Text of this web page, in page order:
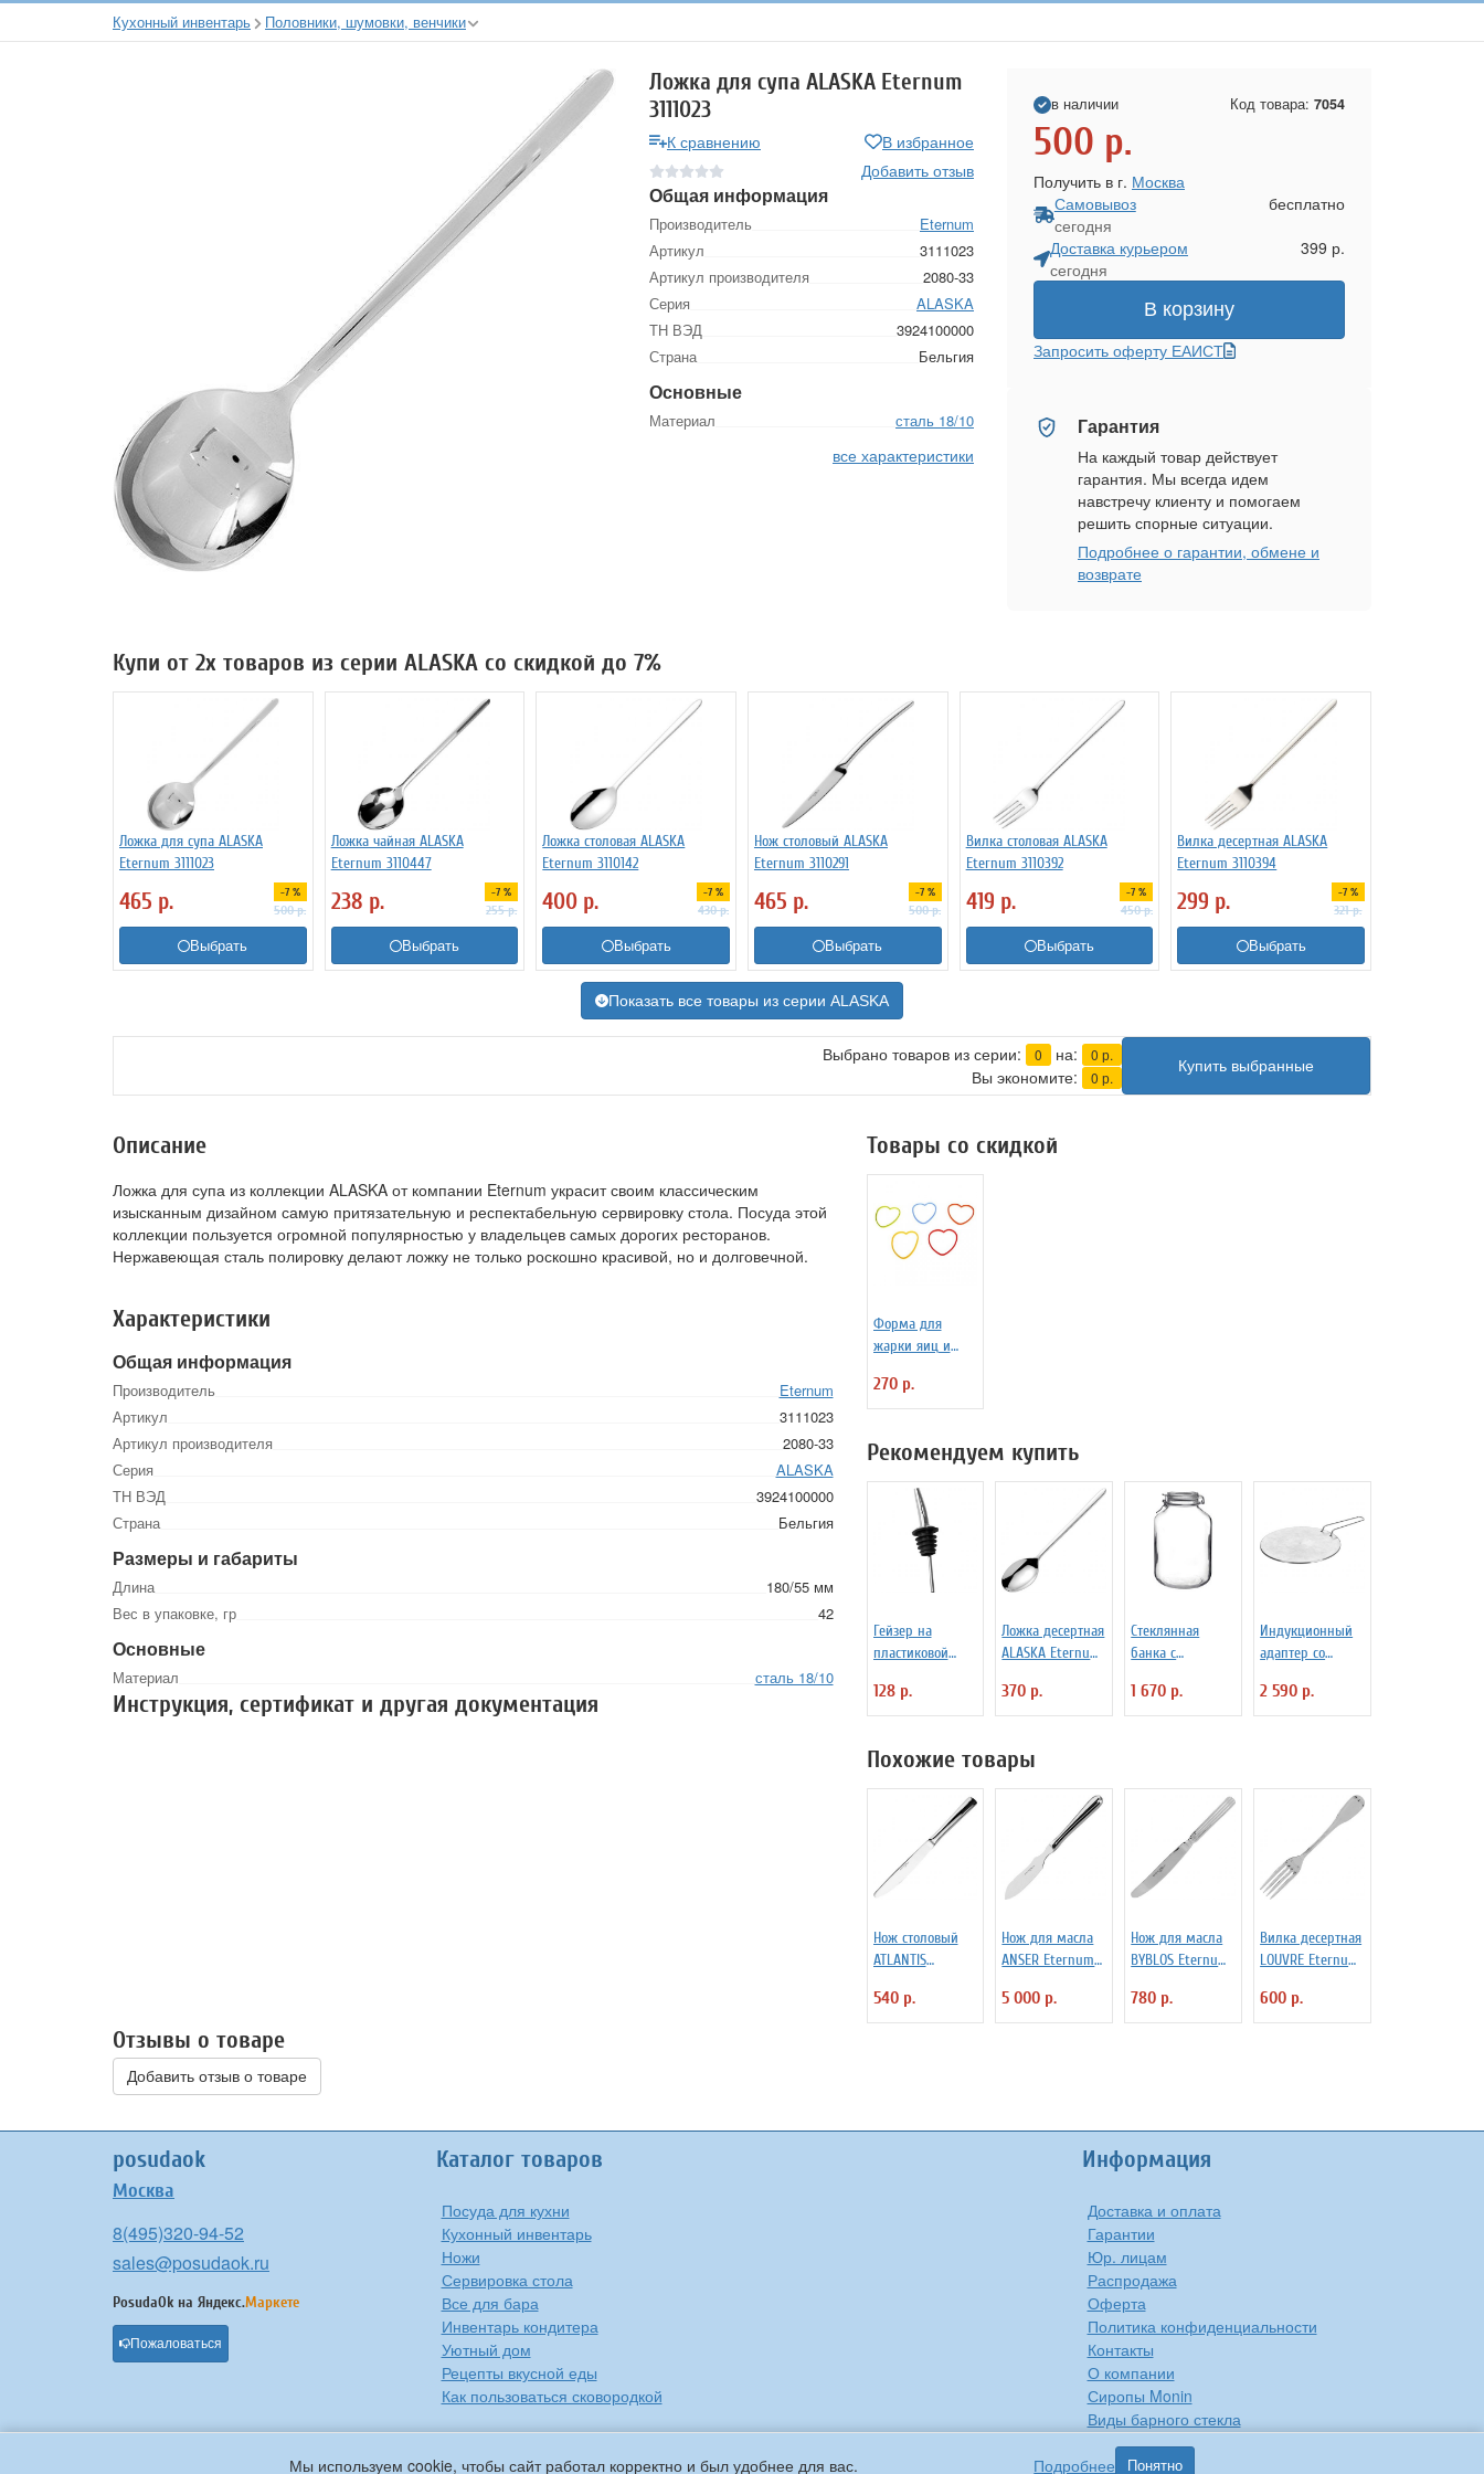
Мы используем cookie, чтобы сайт работал корректно и был удобнее для вас. Подробнее Понятно
Кухонный инвентарь Половники, шумовки, венчики
Ложка для супа ALASKA Eternum
3111023
К сравнению
В избранное
Добавить отзыв
Общая информация
Производитель
Eternum
Артикул
3111023
Артикул производителя
2080-33
Серия
ALASKA
ТН ВЭД
3924100000
Страна
Бельгия
Основные
Материал сталь 18/10
все характеристики
в наличии Код товара: 7054
500 р.
Получить в г. Москва
Самовывоз
сегодня
бесплатно
Доставка курьером
сегодня
399 р.
В корзину
Запросить оферту ЕАИСТ
Гарантия
На каждый товар действует
гарантия. Мы всегда идем
навстречу клиенту и помогаем
решить спорные ситуации.
Подробнее о гарантии, обмене и
возврате
Купи от 2х товаров из серии ALASKA со скидкой до 7%
Ложка для супа ALASKA
Eternum 3111023
465 р. -7 %
500р.
Выбрать
Ложка чайная ALASKA
Eternum 3110447
238 р. -7 %
255р.
Выбрать
Ложка столовая ALASKA
Eternum 3110142
400 р. -7 %
430р.
Выбрать
Нож столовый ALASKA
Eternum 3110291
465 р. -7 %
500р.
Выбрать
Вилка столовая ALASKA
Eternum 3110392
419 р. -7 %
450р.
Выбрать
Вилка десертная ALASKA
Eternum 3110394
299 р. -7 %
321р.
Выбрать
Показать все товары из серии ALASKA
Выбрано товаров из серии: 0 на: 0 р.
Вы экономите: 0 р.
Купить выбранные
Описание
Ложка для супа из коллекции ALASKA от компании Eternum украсит своим классическим
изысканным дизайном самую притязательную и респектабельную сервировку стола. Посуда этой
коллекции пользуется огромной популярностью у владельцев самых дорогих ресторанов.
Нержавеющая сталь полировку делают ложку не только роскошно красивой, но и долговечной.
Характеристики
Общая информация
Производитель
Eternum
Артикул
3111023
Артикул производителя
2080-33
Серия
ALASKA
ТН ВЭД
3924100000
Страна
Бельгия
Размеры и габариты
Длина
180/55 мм
Вес в упаковке, гр
42
Основные
Материал сталь 18/10
Инструкция, сертификат и другая документация
Товары со скидкой
Форма для
жарки яиц и
силиконовая
Любовь
270 р.
Рекомендуем купить
Гейзер на
пластиковой
«Проотель»
D=28/15 мм L=110
2010335
128 р.
Ложка десертная
ALASKA Eternum
370 р.
Стеклянная
банка с
замком Fido 5 л
Bormioli Rocco
1 670 р.
Индукционный
адаптер со
D=22.5 см
Frabosk 7050209
2 590 р.
Похожие товары
Нож столовый
ATLANTIS
540 р.
Нож для масла
ANSER Eternum
5 000 р.
Нож для масла
BYBLOS Eternum
780 р.
Вилка десертная
LOUVRE Eternum
600 р.
Отзывы о товаре
Добавить отзыв о товаре
posudaok
Москва
8(495)320-94-52
sales@posudaok.ru
PosudaOk на Яндекс.Маркете
Пожаловаться
Каталог товаров
Посуда для кухни
Кухонный инвентарь
Ножи
Сервировка стола
Все для бара
Инвентарь кондитера
Уютный дом
Рецепты вкусной еды
Как пользоваться сковородкой
Информация
Доставка и оплата
Гарантии
Юр. лицам
Распродажа
Оферта
Политика конфиденциальности
Контакты
О компании
Сиропы Monin
Виды барного стекла
Рецепты вкусной еды